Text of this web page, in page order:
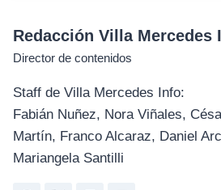
Redacción Villa Mercedes
Director de contenidos
Staff de Villa Mercedes Info:
Fabián Nuñez, Nora Viñales,
Martín, Franco Alcaraz, Daniel
Mariangela Santilli